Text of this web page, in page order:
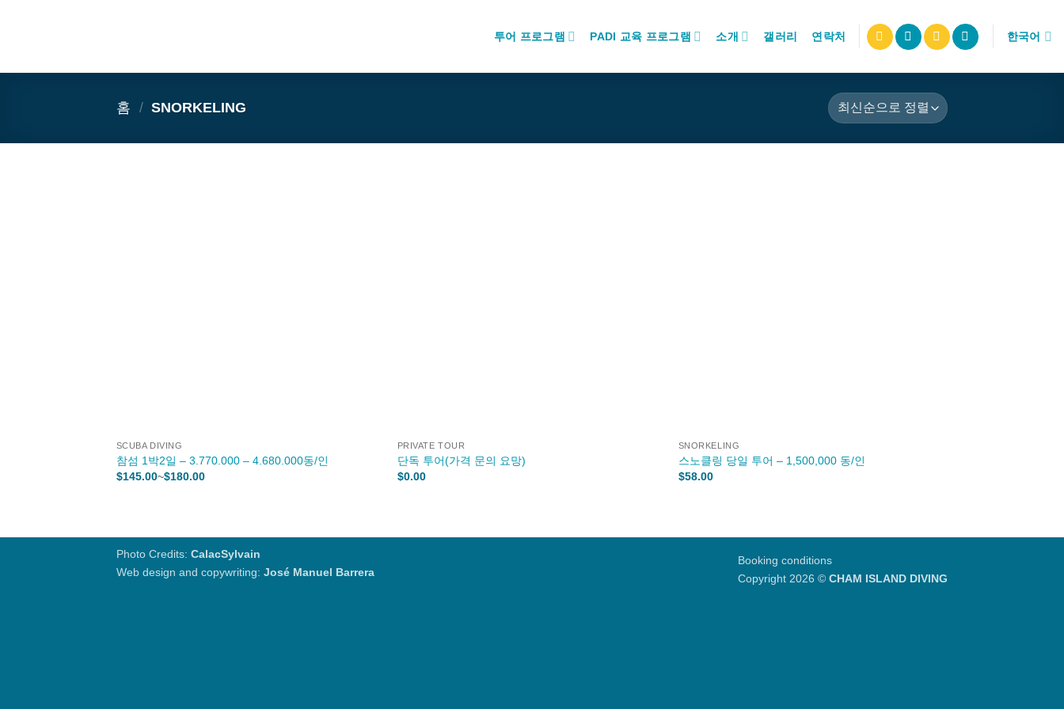
투어 프로그램 PADI 교육 프로그램 소개 갤러리 연락처 한국어
홈 / SNORKELING
SCUBA DIVING
참섬 1박2일 – 3.770.000 – 4.680.000동/인
$145.00~$180.00가
PRIVATE TOUR
단독 투어(가격 문의 요망)
$0.00
SNORKELING
스노클링 당일 투어 – 1,500,000 동/인
$58.00
Booking conditions
Copyright 2026 © CHAM ISLAND DIVING
Photo Credits: CalacSylvain
Web design and copywriting: José Manuel Barrera